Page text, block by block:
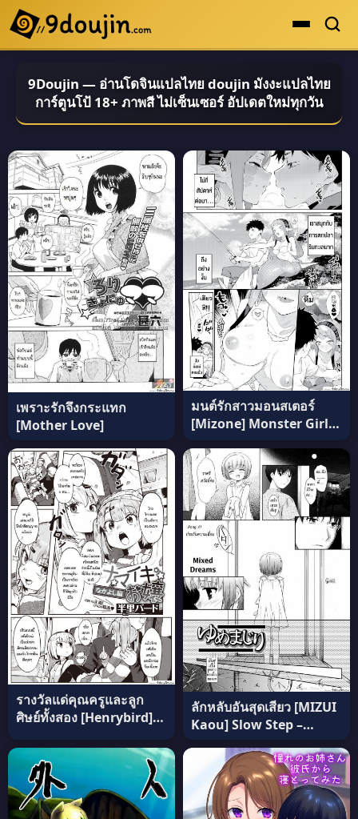
คะแนนเยอะสุด
ระดับตำนาน
ยอดนิยม
เรื่องที่เก็บไว้
9Doujin — อ่านโดจินแปลไทย doujin มังงะแปลไทย
การ์ตูนโป้ 18+ ภาพสี ไม่เซ็นเซอร์ อัปเดตใหม่ทุกวัน
เพราะรักจึงกระแทก
[Mother Love]
มนต์รักสาวมอนสเตอร์
[Mizone] Monster Girl
Romance Ch.3 (Comic
Bavel 2019-06) ภาค 3
แปลไทย
รางวัลแด่คุณครูและลูก
ศิษย์ทั้งสอง [Henrybird]
Nakayoshi Hen อ่านฟรี
ลักหลับอันสุดเสียว [MIZUI
Kaou] Slow Step –
Mixed Dreams ซับไทย